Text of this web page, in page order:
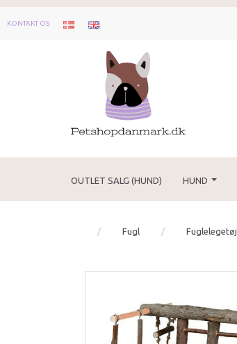
KONTAKT OS
OUTLET SALG (HUND) HUND
Fugl Fuglelegetøj